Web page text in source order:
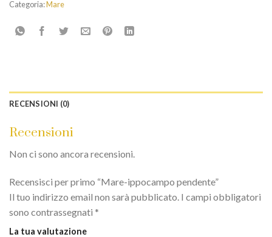
Categoria:Mare
RECENSIONI (0)
Recensioni
Non ci sono ancora recensioni.
Recensisci per primo “Mare-ippocampo pendente”
Il tuo indirizzo email non sarà pubblicato. I campi obbligatori
sono contrassegnati *
La tua valutazione